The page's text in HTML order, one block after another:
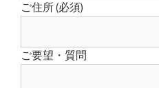
ご住所 (必須)
ご要望・質問